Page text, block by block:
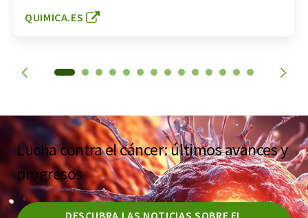
QUIMICA.ES
Lucha contra el cáncer: últimos avances y
progresos